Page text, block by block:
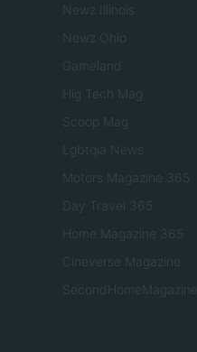
Newz Illinois
Newz Ohio
Gameland
Hig Tech Mag
Scoop Mag
Lgbtqia News
Motors Magazine 365
Day Travel 365
Home Magazine 365
Cineverse Magazine
SecondHomeMagazine